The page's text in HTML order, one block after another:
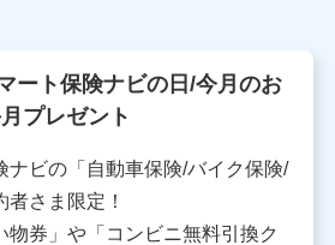
お問い合わせ内容の正確な把握のため
の職名、連絡先
央区日本橋人形町2-14-10 アー
3F
シュアランス
ート保険ナビの日/今月のお
プレゼント
ナビの「自動車保険/バイク保険/
さま限定！
物券」や「コンビニ無料引換ク